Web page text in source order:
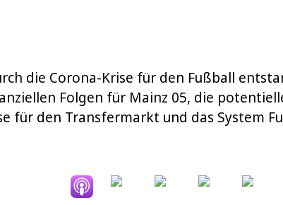
die Corona-Krise für den Fußball
Folgen für Mainz 05, die
für den Transfermarkt und das System